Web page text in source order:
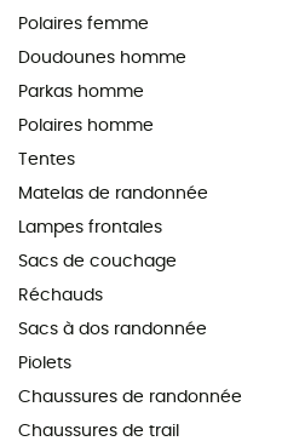
Polaires femme
Doudounes homme
Parkas homme
Polaires homme
Tentes
Matelas de randonnée
Lampes frontales
Sacs de couchage
Réchauds
Sacs à dos randonnée
Piolets
Chaussures de randonnée
Chaussures de trail